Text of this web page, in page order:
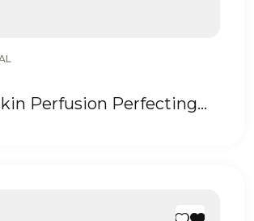
Perfusion Perfecting